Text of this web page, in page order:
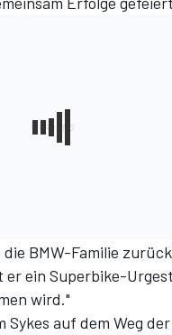
die BMW-Familie
ein Superbike-
wird."
auf dem Weg